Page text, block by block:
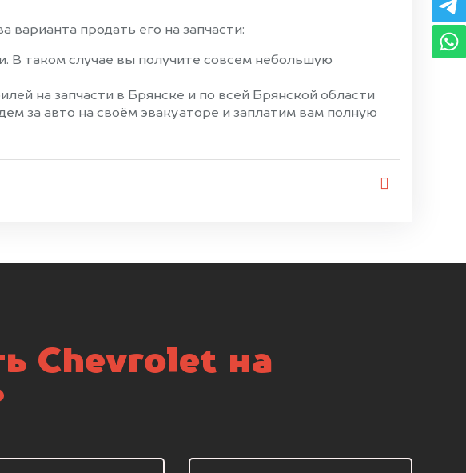
продать его на запчасти:
В таком случае вы получите совсем небольшую
на запчасти в Брянске и по всей Брянской области
за авто на своём эвакуаторе и заплатим вам полную
Chevrolet на